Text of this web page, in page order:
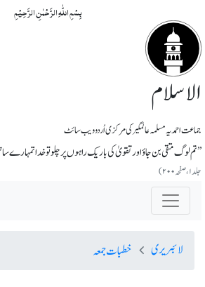
بِسۡمِ اللّٰہِ الرَّحۡمٰنِ الرَّحِیۡمِ
الاسلام
جماعت احمدیہ مسلمہ عالمگیر کی مرکزی اُردو ویب سائٹ
’’تم لوگ متقی بن جاؤ اور تقویٰ کی باریک راہوں پر چلو تو خدا تمہارے
جلد ۱، صفحہ ۲۰۰)
لائبریری خطبات جمعہ